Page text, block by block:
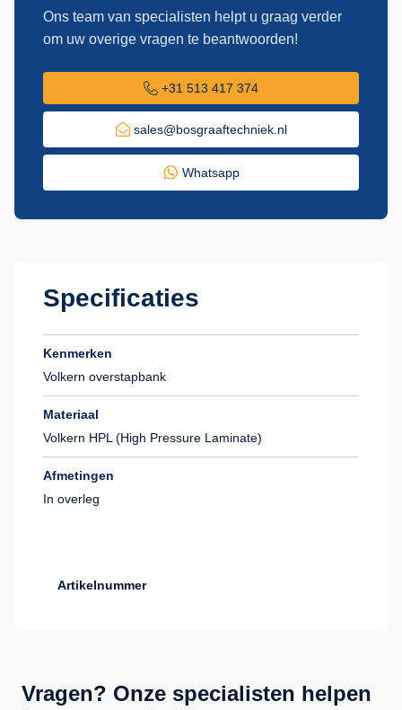
Ons team van specialisten helpt u graag verder
om uw overige vragen te beantwoorden!
+31 513 417 374
sales@bosgraaftechniek.nl
Whatsapp
Specificaties
Kenmerken
Volkern overstapbank
Materiaal
Volkern HPL (High Pressure Laminate)
Afmetingen
In overleg
Artikelnummer
Vragen? Onze specialisten helpen